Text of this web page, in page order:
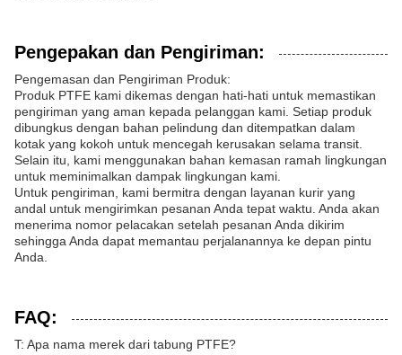
Pengepakan dan Pengiriman:
Pengemasan dan Pengiriman Produk:
Produk PTFE kami dikemas dengan hati-hati untuk memastikan
pengiriman yang aman kepada pelanggan kami. Setiap produk
dibungkus dengan bahan pelindung dan ditempatkan dalam
kotak yang kokoh untuk mencegah kerusakan selama transit.
Selain itu, kami menggunakan bahan kemasan ramah lingkungan
untuk meminimalkan dampak lingkungan kami.
Untuk pengiriman, kami bermitra dengan layanan kurir yang
andal untuk mengirimkan pesanan Anda tepat waktu. Anda akan
menerima nomor pelacakan setelah pesanan Anda dikirim
sehingga Anda dapat memantau perjalanannya ke depan pintu
Anda.
FAQ:
T: Apa nama merek dari tabung PTFE?